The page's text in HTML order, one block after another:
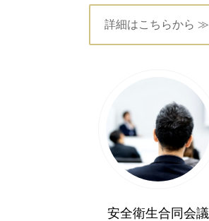
詳細はこちらから ≫
安全衛生合同会議